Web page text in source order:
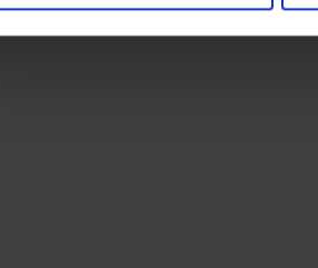
og analysepartnere.
eller som de har indsamlet fra din brug